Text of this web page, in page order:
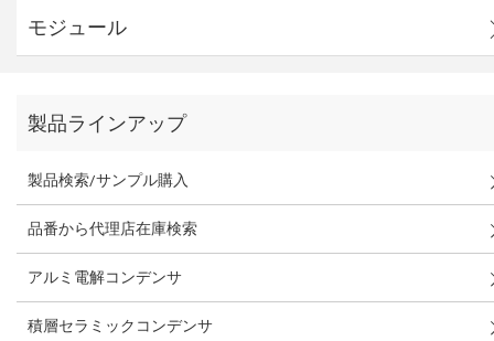
モジュール
製品ラインアップ
製品検索/サンプル購入
品番から代理店在庫検索
アルミ電解コンデンサ
積層セラミックコンデンサ